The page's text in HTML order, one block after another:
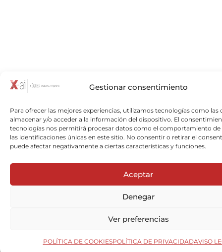
Gestionar consentimiento
Para ofrecer las mejores experiencias, utilizamos tecnologías como las
almacenar y/o acceder a la información del dispositivo. El
tecnologías nos permitirá procesar datos como el comportamiento de
las identificaciones únicas en este sitio. No consentir o retirar el
puede afectar negativamente a ciertas características y funciones.
Aceptar
Denegar
Ver preferencias
POLÍTICA DE COOKIESPOLÍTICA DE PRIVACIDADAVISO